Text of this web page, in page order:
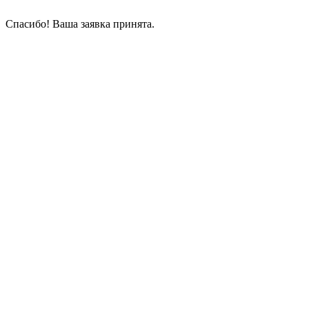
Спасибо! Ваша заявка принята.